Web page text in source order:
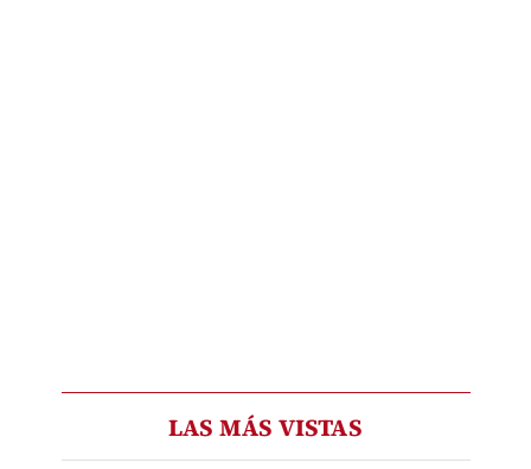
LAS MÁS VISTAS